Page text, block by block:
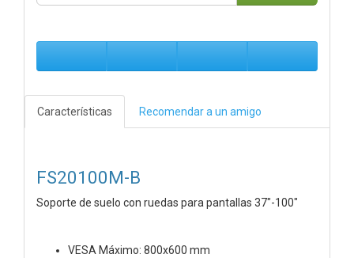
Características Recomendar a un amigo
FS20100M-B
Soporte de suelo con ruedas para pantallas 37"-100"
VESA Máximo: 800x600 mm